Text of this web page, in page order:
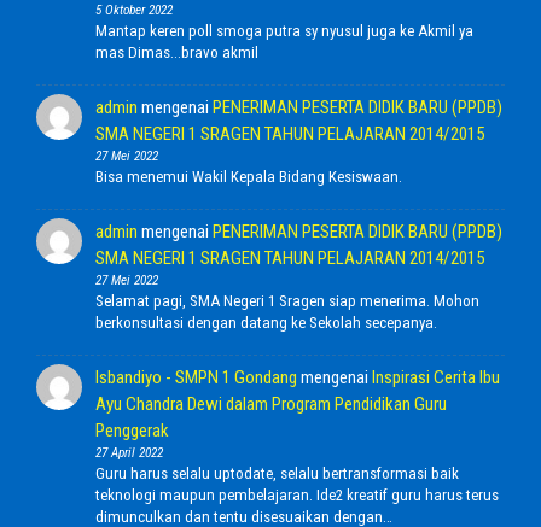
5 Oktober 2022
Mantap keren poll smoga putra sy nyusul juga ke Akmil ya
mas Dimas...bravo akmil
admin mengenai PENERIMAN PESERTA DIDIK BARU (PPDB)
SMA NEGERI 1 SRAGEN TAHUN PELAJARAN 2014/2015
27 Mei 2022
Bisa menemui Wakil Kepala Bidang Kesiswaan.
admin mengenai PENERIMAN PESERTA DIDIK BARU (PPDB)
SMA NEGERI 1 SRAGEN TAHUN PELAJARAN 2014/2015
27 Mei 2022
Selamat pagi, SMA Negeri 1 Sragen siap menerima. Mohon
berkonsultasi dengan datang ke Sekolah secepanya.
Isbandiyo - SMPN 1 Gondang mengenai Inspirasi Cerita Ibu
Ayu Chandra Dewi dalam Program Pendidikan Guru
Penggerak
27 April 2022
Guru harus selalu uptodate, selalu bertransformasi baik
teknologi maupun pembelajaran. Ide2 kreatif guru harus terus
dimunculkan dan tentu disesuaikan dengan…